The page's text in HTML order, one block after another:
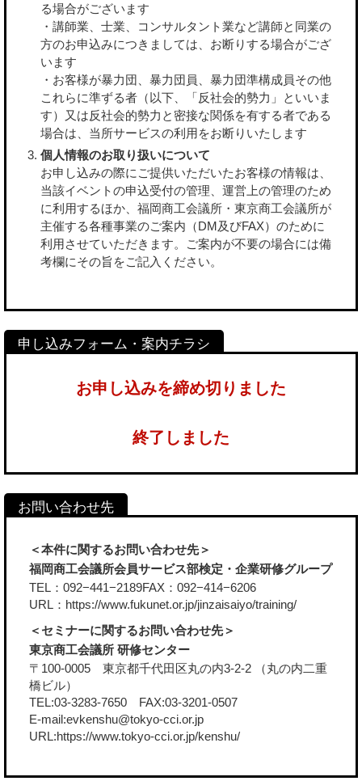
る場合がございます
・講師業、士業、コンサルタント業など講師と同業の
方のお申込みにつきましては、お断りする場合がござ
います
・お客様が暴力団、暴力団員、暴力団準構成員その他
これらに準ずる者（以下、「反社会的勢力」といいま
す）又は反社会的勢力と密接な関係を有する者である
場合は、当所サービスの利用をお断りいたします
個人情報のお取り扱いについて
お申し込みの際にご提供いただいたお客様の情報は、
当該イベントの申込受付の管理、運営上の管理のため
に利用するほか、福岡商工会議所・東京商工会議所が
主催する各種事業のご案内（DM及びFAX）のために
利用させていただきます。ご案内が不要の場合には備
考欄にその旨をご記入ください。
お申し込みを締め切りました
終了しました
＜本件に関するお問い合わせ先＞
福岡商工会議所会員サービス部検定・企業研修グループ
TEL：092−441−2189FAX：092−414−6206
URL： https://www.fukunet.or.jp/jinzaisaiyo/training/
＜セミナーに関するお問い合わせ先＞
東京商工会議所 研修センター
〒100-0005 東京都千代田区丸の内3-2-2 （丸の内二重
橋ビル）
TEL:03-3283-7650 FAX:03-3201-0507
E-mail:evkenshu@tokyo-cci.or.jp
URL:https://www.tokyo-cci.or.jp/kenshu/